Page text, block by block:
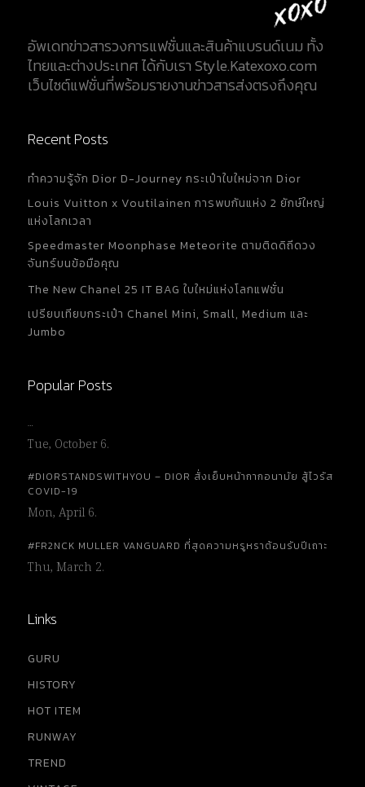
อัพเดทข่าวสารวงการแฟชั่นและสินค้าแบรนด์เนม ทั้ง
ไทยและต่างประเทศ ได้กับเรา Style.Katexoxo.com
เว็บไซต์แฟชั่นที่พร้อมรายงานข่าวสารส่งตรงถึงคุณ
Recent Posts
ทำความรู้จัก Dior D-Journey กระเป๋าใบใหม่จาก Dior
Louis Vuitton x Voutilainen การพบกันแห่ง 2 ยักษ์ใหญ่
แห่งโลกเวลา
Speedmaster Moonphase Meteorite ตามติดดิถีดวง
จันทร์บนข้อมือคุณ
The New Chanel 25 IT BAG ใบใหม่แห่งโลกแฟชั่น
เปรียบเทียบกระเป๋า Chanel Mini, Small, Medium และ
Jumbo
Popular Posts
…
Tue, October 6.
#DIORSTANDSWITHYOU – DIOR สั่งเย็บหน้ากากอนามัย สู้ไวรัส
COVID-19
Mon, April 6.
#FR2NCK MULLER VANGUARD ที่สุดความหรูหราต้อนรับปีเถาะ
Thu, March 2.
Links
GURU
HISTORY
HOT ITEM
RUNWAY
TREND